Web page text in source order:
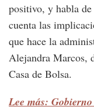
positivo, y habla
cuenta las
que hace la
Alejandra Marcos,
Casa de Bolsa.
Lee más: